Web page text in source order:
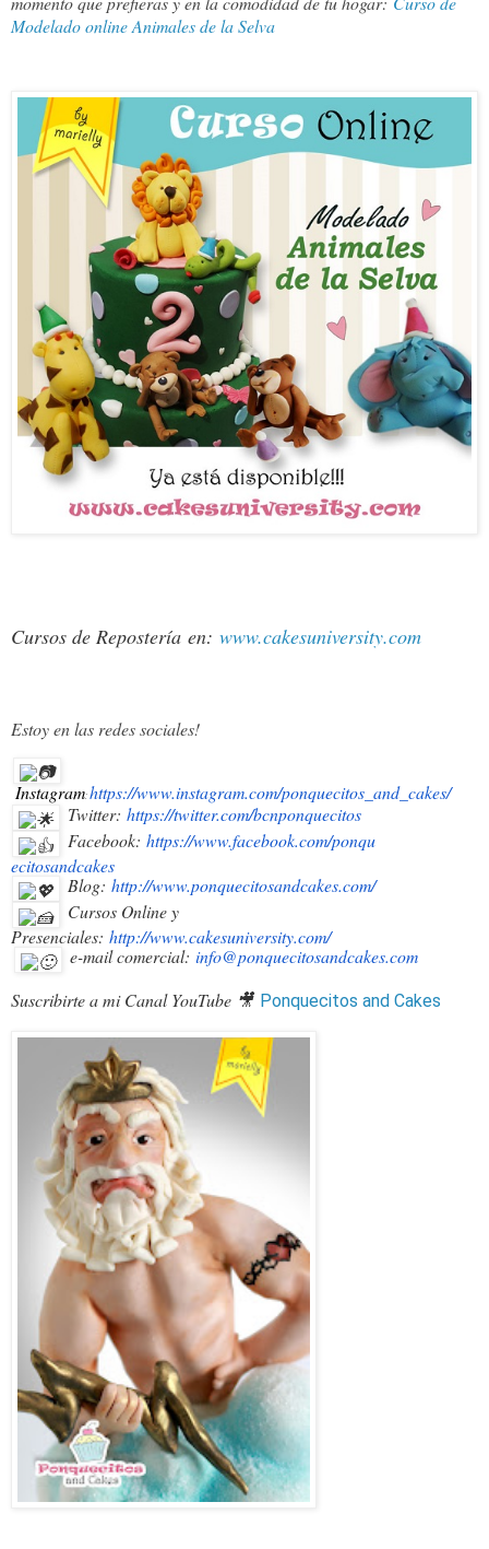
Modelado online Animales de la Selva
Cursos de Repostería en: www.cakesuniversity.com
Estoy en las redes sociales!
Instagram: https://www.instagram.com/ponquecitos_and_cakes/
Twitter: https://twitter.com/bcnponquecitos
Facebook: https://www.facebook.com/ponqu
ecitosandcakes
Blog: http://www.ponquecitosandcakes.com/
Cursos Online y
Presenciales: http://www.cakesuniversity.com/
e-mail comercial:info@ponquecitosandcakes.com
Suscribirte a mi Canal YouTube 🎥 Ponquecitos and Cakes